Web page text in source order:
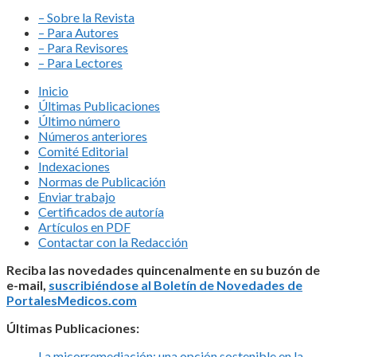
– Sobre la Revista
– Para Autores
– Para Revisores
– Para Lectores
Inicio
Últimas Publicaciones
Último número
Números anteriores
Comité Editorial
Indexaciones
Normas de Publicación
Enviar trabajo
Certificados de autoría
Artículos en PDF
Contactar con la Redacción
Reciba las novedades quincenalmente en su buzón de
e-mail, suscribiéndose al Boletín de Novedades de
PortalesMedicos.com
Últimas Publicaciones: